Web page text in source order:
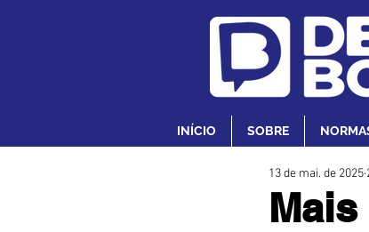
INÍCIO SOBRE
13 de mai. de 2025